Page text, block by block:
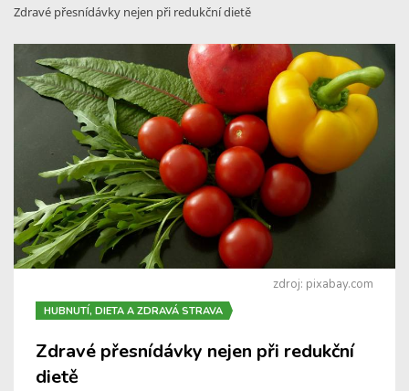
Zdravé přesnídávky nejen při redukční dietě
zdroj: pixabay.com
HUBNUTÍ, DIETA A ZDRAVÁ STRAVA
Zdravé přesnídávky nejen při redukční
dietě